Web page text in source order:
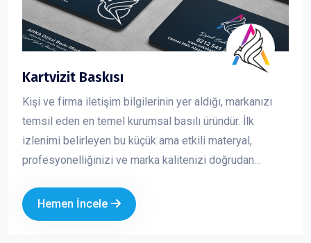
Kartvizit Baskısı
Kişi ve firma iletişim bilgilerinin yer aldığı, markanızı
temsil eden en temel kurumsal basılı üründür. İlk
izlenimi belirleyen bu küçük ama etkili materyal,
profesyonelliğinizi ve marka kalitenizi doğrudan
uygulamaları ile hazırlanan kartvizitler, firmanızın
prestijini artırır ve akılda kalıcılığını güçlendirir.
Hemen İncele